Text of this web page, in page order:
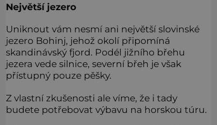
Největší jezero
Uniknout vám nesmí ani největší slovinské
jezero Bohinj, jehož okolí připomíná
skandinávský fjord. Podél jižního břehu
jezera vede silnice, severní břeh je však
přístupný pouze pěšky.
Z vlastní zkušenosti ale víme, že i tady
budete potřebovat výbavu na horskou túru.